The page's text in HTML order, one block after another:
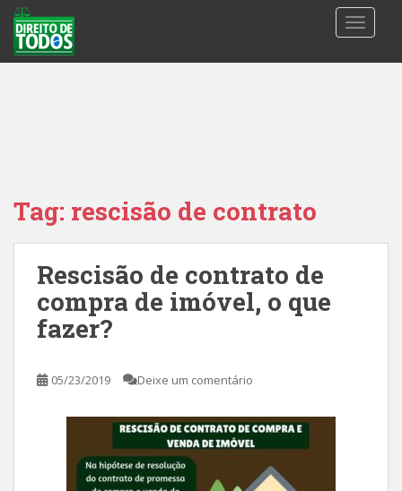
Tag: rescisão de contrato
Rescisão de contrato de
compra de imóvel, o que
fazer?
05/23/2019 Deixe um comentário